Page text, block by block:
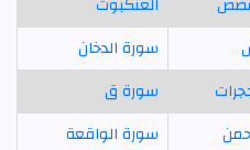
سورة الدخان
سورة ق
سورة الواقعة